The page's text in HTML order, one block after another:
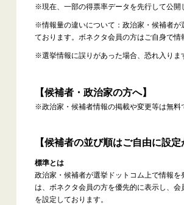
※現在、一部の得票率データを先行して公開
※情報量の違いについて：政治家・候補者
ております。ボネクタ会員の方はご自身で
※選挙情報に誤りがあった場合、恐れ入りま
【候補者・政治家の方へ】
※政治家・候補者情報の掲載や変更等は無料
【候補者の並び順はご自由に設定
標準とは
政治家・候補者が選挙ドットコム上で情報
は、ボネクタ会員の方を優先的に表示し、
を設定しております。